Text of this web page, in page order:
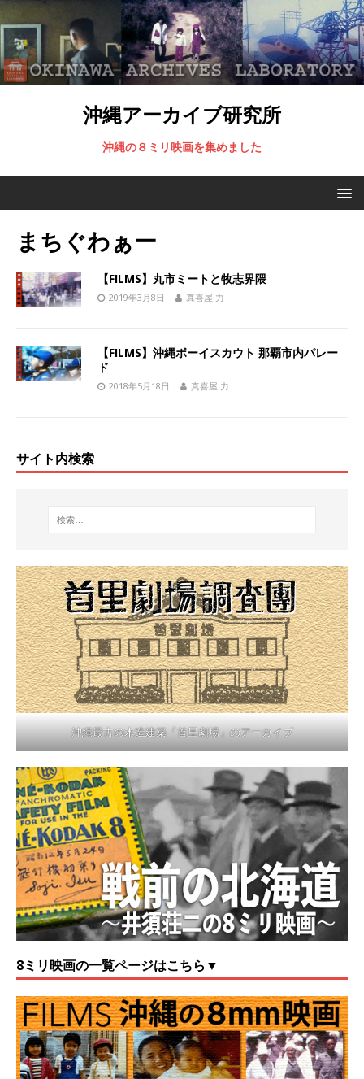
沖縄アーカイブ研究所
沖縄の８ミリ映画を集めました
まちぐわぁー
【FILMS】丸市ミートと牧志界隈
2019年3月8日 真喜屋 力
【FILMS】沖縄ボーイスカウト 那覇市内パレー
ド
2018年5月18日 真喜屋 力
サイト内検索
沖縄最古の木造建築「首里劇場」のアーカイブ
8ミリ映画の一覧ページはこちら▼